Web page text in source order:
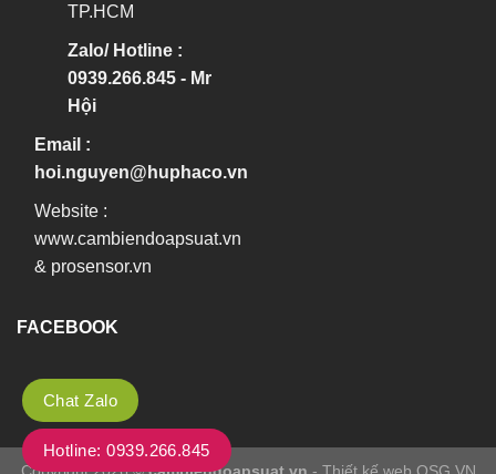
TP.HCM
Zalo/ Hotline :
0939.266.845 - Mr
Hội
Email :
hoi.nguyen@huphaco.vn
Website :
www.cambiendoapsuat.vn
& prosensor.vn
FACEBOOK
Copyright 2026 ©cambiendoapsuat.vn - Thiết kế web OSG.VN
Chat Zalo
Hotline: 0939.266.845